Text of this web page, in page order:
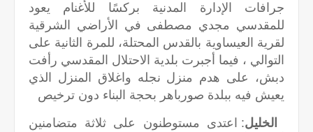
جرافات الإدارة المدنية بركسًا للأغنام يعود
للمقدسي مجدي مصطفى في الأراضي الشرقية
لقرية العيساوية بالقدس المحتلة، للمرة الثانية على
التوالي ، فيما أجبرت بلدية الاحتلال المقدسي رأفت
دبش، على هدم منزل نجله واغلاق المنزل الذي
يعيش فيه ببلدة صورباهر بحجة البناء دون ترخيص
الخليل: اعتدى مستوطنون على ثلاثة متضامنين